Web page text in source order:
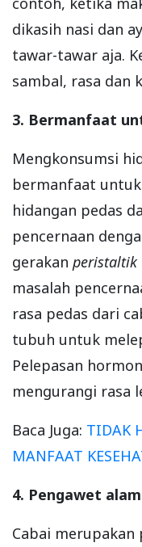
dikasih nasi dan
tawar-tawar aja.
sambal, rasa dan
3. Bermanfaat
Mengkonsumsi
bermanfaat
hidangan pedas
pencernaan
gerakan peristaltik
masalah
rasa pedas dari
tubuh untuk
Pelepasan
mengurangi rasa
Baca Juga: TIDAK
MANFAAT
4. Pengawet
Cabai merupakan